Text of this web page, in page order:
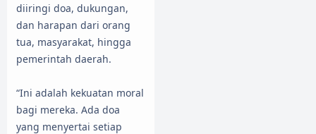
diiringi doa, dukungan,
dan harapan dari orang
tua, masyarakat, hingga
pemerintah daerah.
“Ini adalah kekuatan moral
bagi mereka. Ada doa
yang menyertai setiap